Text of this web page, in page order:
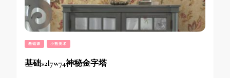
基础课 小熊美术
基础s2l7w74神秘金字塔